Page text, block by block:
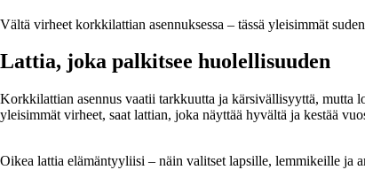
Vältä virheet korkkilattian asennuksessa – tässä yleisimmät
Lattia, joka palkitsee huolellisuuden
Korkkilattian asennus vaatii tarkkuutta ja kärsivällisyyttä, mutta
yleisimmät virheet, saat lattian, joka näyttää hyvältä ja kestää
Oikea lattia elämäntyyliisi – näin valitset lapsille, lemmikeille ja